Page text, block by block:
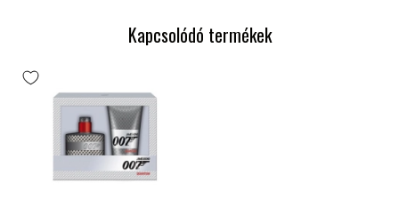
Kapcsolódó termékek